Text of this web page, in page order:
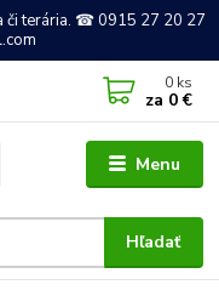
či terária. ☎ 0915 27 20 27
Menu
Hľadať
0 ks
za 0 €